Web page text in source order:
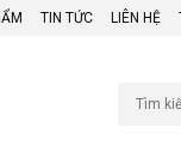
TIN TỨC LIÊN HỆ